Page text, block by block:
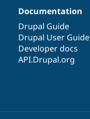
Documentation
Drupal Guide
Drupal User Guide
Developer docs
API.Drupal.org